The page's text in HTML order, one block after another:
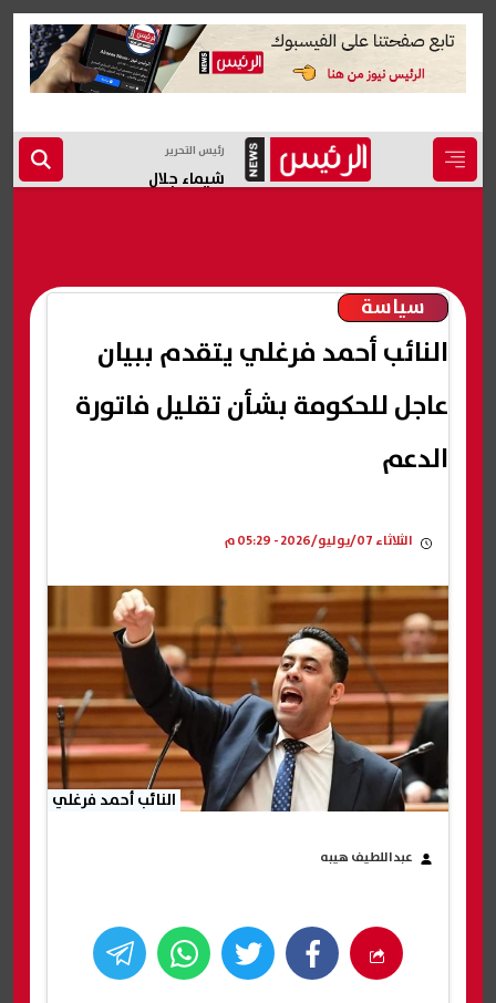
رئيس التحرير
شيماء جلال
سياسة
النائب أحمد فرغلي يتقدم ببيان
عاجل للحكومة بشأن تقليل فاتورة
الدعم
الثلاثاء 07/يوليو/2026 - 05:29 م
النائب أحمد فرغلي
عبداللطيف هيبه